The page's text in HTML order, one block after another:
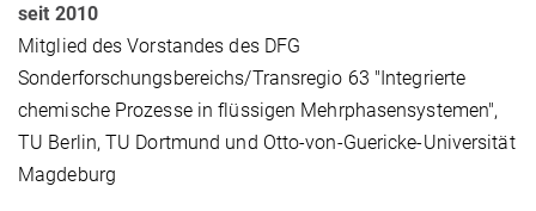
seit 2010
Mitglied des Vorstandes des DFG
Sonderforschungsbereichs/Transregio 63 "Integrierte
chemische Prozesse in flüssigen Mehrphasensystemen",
TU Berlin, TU Dortmund und Otto-von-Guericke-Universität
Magdeburg